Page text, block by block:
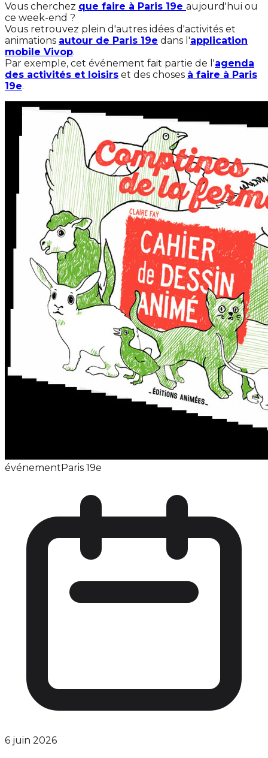
Vous cherchez que faire à Paris 19e aujourd'hui ou
ce week-end ?
Vous retrouvez plein d'autres idées d'activités et
animations autour de Paris 19e dans l'application
mobile Vivop.
Par exemple, cet événement fait partie de l'agenda
des activités et loisirs et des choses à faire à Paris
19e.
événementParis 19e
6 juin 2026